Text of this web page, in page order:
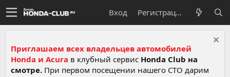
Вход Регистрация
Приглашаем всех владельцев автомобилей
Honda и Acura в клубный сервис Honda Club на
смотре. При первом посещении нашего СТО дарим